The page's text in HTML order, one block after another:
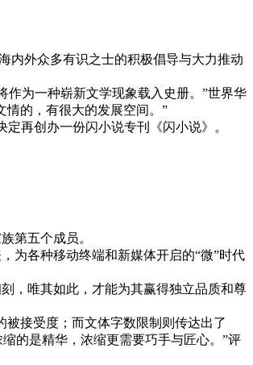
内外众多有识之士的积极倡导与大力推动
作为一种崭新文学现象载入史册。”世界华
情的，有很大的发展空间。”
再创办一份闪小说专刊《闪小说》。
第五个成员。
为各种移动终端和新媒体开启的“微”时代
，唯其如此，才能为其赢得独立品质和尊
接受度；而文体字数限制则传达出了
的是精华，浓缩更需要巧手与匠心。”评